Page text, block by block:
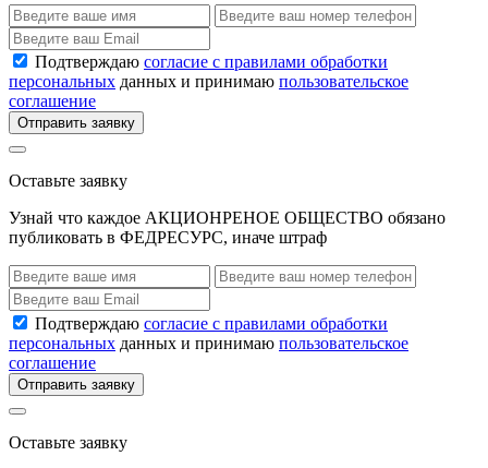
Подтверждаю согласие с правилами обработки
персональных данных и принимаю пользовательское
соглашение
Отправить заявку
Оставьте заявку
Узнай что каждое АКЦИОНРЕНОЕ ОБЩЕСТВО обязано
публиковать в ФЕДРЕСУРС, иначе штраф
Подтверждаю согласие с правилами обработки
персональных данных и принимаю пользовательское
соглашение
Отправить заявку
Оставьте заявку